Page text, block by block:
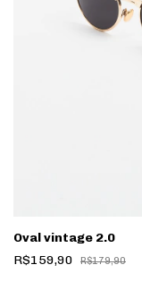
Oval vintage 2.0
R$159,90
R$179,90